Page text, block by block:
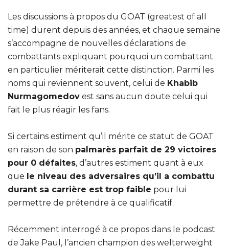
Les discussions à propos du GOAT (greatest of all
time) durent depuis des années, et chaque semaine
s’accompagne de nouvelles déclarations de
combattants expliquant pourquoi un combattant
en particulier mériterait cette distinction. Parmi les
noms qui reviennent souvent, celui de Khabib
Nurmagomedov est sans aucun doute celui qui
fait le plus réagir les fans.
Si certains estiment qu’il mérite ce statut de GOAT
en raison de son palmarès parfait de 29 victoires
pour 0 défaites, d’autres estiment quant à eux
que le niveau des adversaires qu’il a combattu
durant sa carrière est trop faible pour lui
permettre de prétendre à ce qualificatif.
Récemment interrogé à ce propos dans le podcast
de Jake Paul, l’ancien champion des welterweight